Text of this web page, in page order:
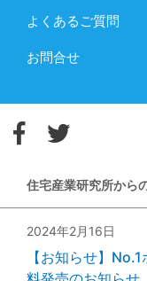
よくあるご質問
お問合せ
住宅産業研究所から
2024年2月16日
【お知らせ】